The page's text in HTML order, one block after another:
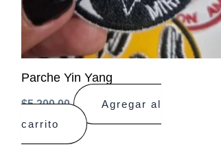
Parche Yin Yang
$5.200,00
Agregar al
carrito